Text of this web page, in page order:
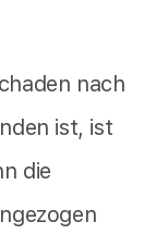
nach
ist, ist
die